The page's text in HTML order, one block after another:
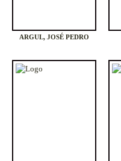
ARGUL, JOSÉ PEDRO